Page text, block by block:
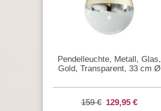
Pendelleuchte, Metall, Glas,
Gold, Transparent, 33 cm Ø
159 € 129,95 €